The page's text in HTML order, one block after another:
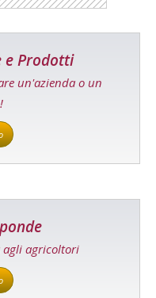
e Prodotti
un'azienda o un
agli agricoltori